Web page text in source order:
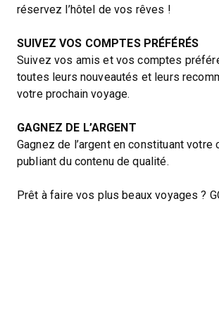
réservez l’hôtel de vos rêves !
SUIVEZ VOS COMPTES PRÉFÉRÉS
Suivez vos amis et vos comptes
toutes leurs nouveautés et leurs
votre prochain voyage.
GAGNEZ DE L’ARGENT
Gagnez de l’argent en constituant votre
publiant du contenu de qualité.
Prêt à faire vos plus beaux voyages ?